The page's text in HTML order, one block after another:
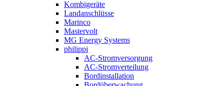
Kombigeräte
Landanschlüsse
Marinco
Mastervolt
MG Energy Systems
philippi
AC-Stromversorgung
AC-Stromverteilung
Bordinstallation